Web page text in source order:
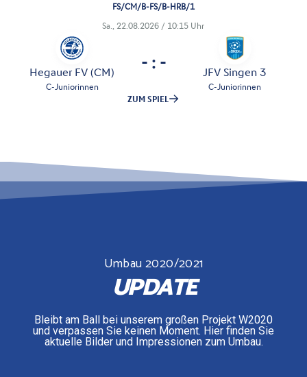
Umbau 2020/2021
UPDATE
Bleibt am Ball bei unserem großen Projekt W2020
und verpassen Sie keinen Moment. Hier finden Sie
aktuelle Bilder und Impressionen zum Umbau.